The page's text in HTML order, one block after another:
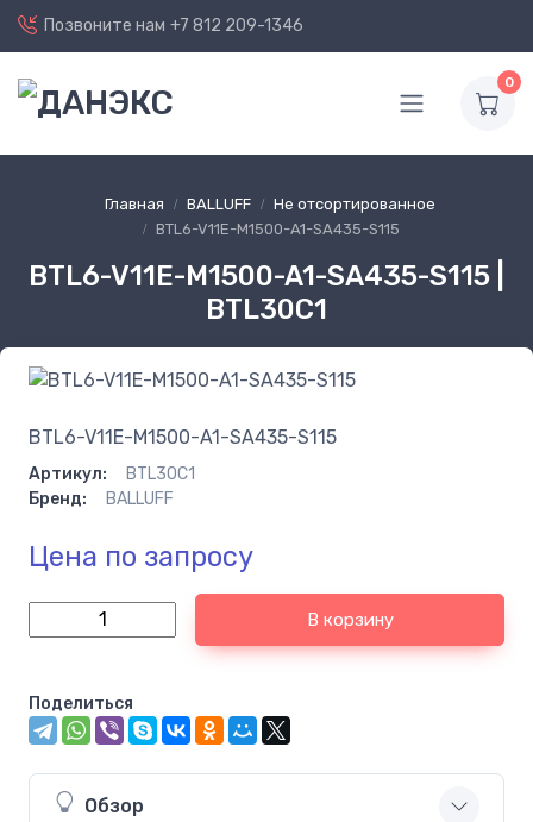
Позвоните нам +7 812 209-1346
0
Главная BALLUFF
Не отсортированное
BTL6-V11E-M1500-A1-SA435-S115
BTL6-V11E-M1500-A1-SA435-S115 |
BTL30C1
BTL6-V11E-M1500-A1-SA435-S115
Артикул:
BTL30C1
Бренд:
BALLUFF
Цена по запросу
В корзину
Поделиться
Обзор